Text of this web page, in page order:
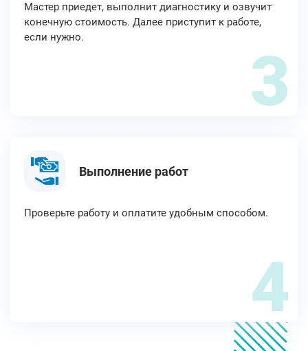
Мастер приедет, выполнит диагностику и озвучит
конечную стоимость. Далее приступит к работе,
если нужно.
3
Выполнение работ
Проверьте работу и оплатите удобным способом.
4